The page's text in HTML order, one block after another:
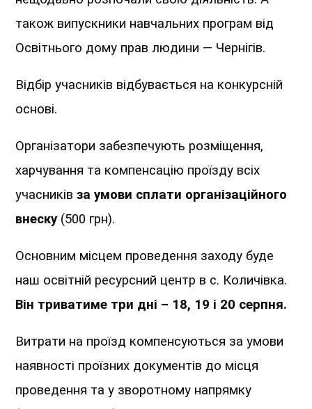
також випускники навчальних програм від
Освітнього дому прав людини — Чернігів.
Відбір учасників відбувається на конкурсній
основі.
Організатори забезпечують розміщення,
харчування та компенсацію проїзду всіх
учасниківза умови сплати організаційного
внеску(500 грн).
Основним місцем проведення заходу буде
наш освітній ресурсний центр в с. Количівка.
Він триватиме три дні – 18, 19 і 20 серпня.
Витрати на проїзд компенсуються за умови
наявності проїзних документів до місця
проведення та у зворотному напрямку